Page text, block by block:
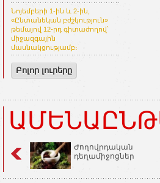
Նոյեմբերի 1-ին և 2-ին,
«Ընտանեկան բժշկություն»
թեմայով 12-րդ գիտաժողով՝
միջազգային
մասնակցությամբ։
Բոլոր լուրերը
Ժողովրդական
դեղամիջոցներ